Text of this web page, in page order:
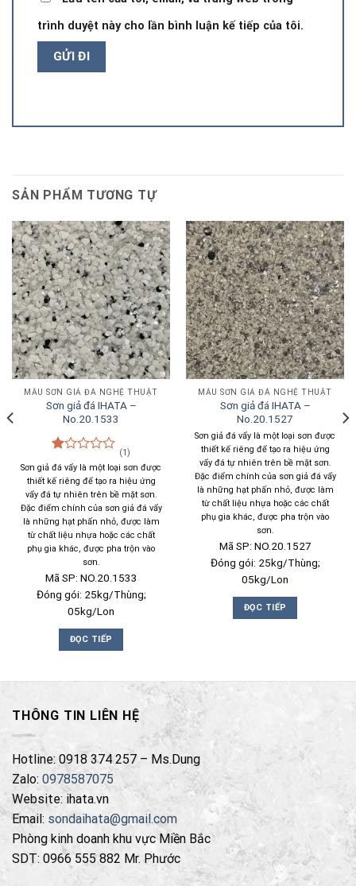
trình duyệt này cho lần bình luận kế tiếp của tôi.
SẢN PHẨM TƯƠNG TỰ
MẪU SƠN GIẢ ĐÁ NGHỆ THUẬT
Sơn giả đá IHATA –
No.20.1533
Được
xếp
hạng
1.00
5
sao
(1)
Sơn giả đá vẩy là một loại sơn được
thiết kế riêng để tạo ra hiệu ứng
vẩy đá tự nhiên trên bề mặt sơn.
Đặc điểm chính của sơn giả đá vẩy
là những hạt phấn nhỏ, được làm
từ chất liệu nhựa hoặc các chất
phụ gia khác, được pha trộn vào
sơn.
Mã SP: NO.20.1533
Đóng gói: 25kg/Thùng;
05kg/Lon
ĐỌC TIẾP
MẪU SƠN GIẢ ĐÁ NGHỆ THUẬT
Sơn giả đá IHATA –
No.20.1527
Sơn giả đá vẩy là một loại sơn được
thiết kế riêng để tạo ra hiệu ứng
vẩy đá tự nhiên trên bề mặt sơn.
Đặc điểm chính của sơn giả đá vẩy
là những hạt phấn nhỏ, được làm
từ chất liệu nhựa hoặc các chất
phụ gia khác, được pha trộn vào
sơn.
Mã SP: NO.20.1527
Đóng gói: 25kg/Thùng;
05kg/Lon
ĐỌC TIẾP
THÔNG TIN LIÊN HỆ
Hotline: 0918 374 257 – Ms.Dung
Zalo: 0978587075
Website: ihata.vn
Email: sondaihata@gmail.com
Phòng kinh doanh khu vực Miền Bắc
SDT: 0966 555 882 Mr. Phước